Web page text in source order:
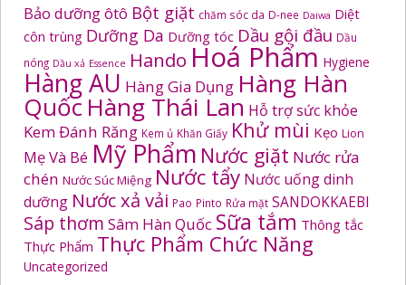
Bảo dưỡng ôtô Bột giặt chăm sóc da D-nee Daiwa Diệt
côn trùng Dưỡng Da Dưỡng tóc Dầu gội đầu Dầu
nóng Dầu xả Essence Hando Hoá Phẩm Hygiene
Hàng AU Hàng Gia Dụng Hàng Hàn
Quốc Hàng Thái Lan Hỗ trợ sức khỏe
Kem Đánh Răng Kem ủ Khăn Giấy Khử mùi Kẹo Lion
Mẹ Và Bé Mỹ Phẩm Nước giặt Nước rửa
chén Nước Súc Miệng Nước tẩy Nước uống dinh
dưỡng Nước xả vải Pao Pinto Rửa mặt SANDOKKAEBI
Sáp thơm Sâm Hàn Quốc Sữa tắm Thông tắc
Thực Phẩm Thực Phẩm Chức Năng
Uncategorized